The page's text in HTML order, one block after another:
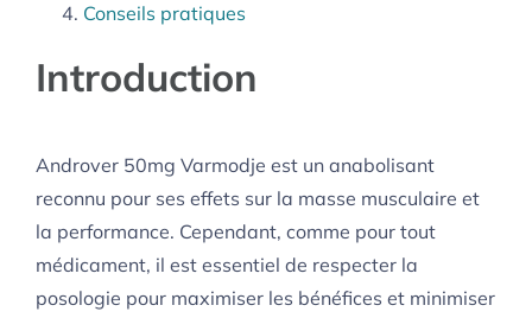
Conseils pratiques
Introduction
Androver 50mg Varmodje est un anabolisant
reconnu pour ses effets sur la masse musculaire et
la performance. Cependant, comme pour tout
médicament, il est essentiel de respecter la
posologie pour maximiser les bénéfices et minimiser